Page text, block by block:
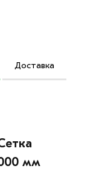
Доставка
мм